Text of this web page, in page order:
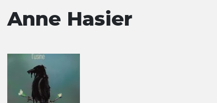
Anne Hasier